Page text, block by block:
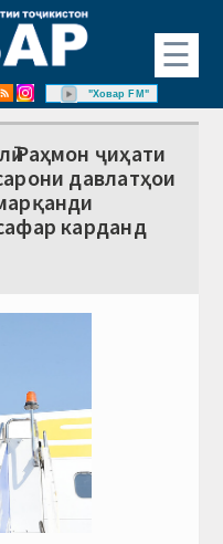
☰
"Ховар FM"
Раҳмон ҷиҳати
давлатҳои
карданд